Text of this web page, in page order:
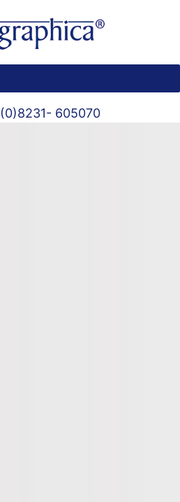
605070